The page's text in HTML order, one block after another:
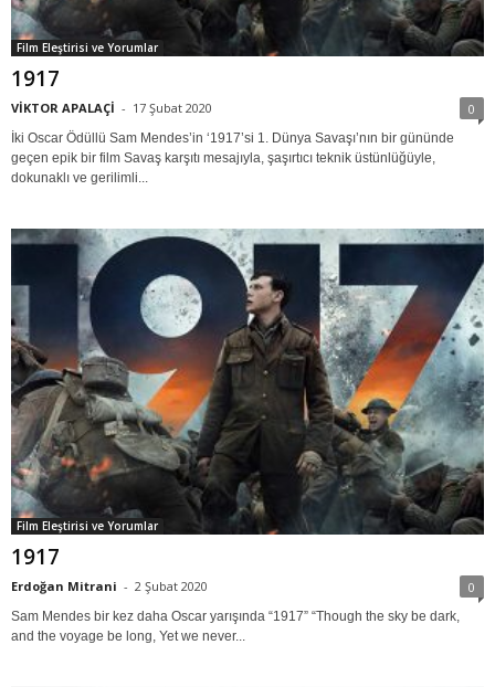
Film Eleştirisi ve Yorumlar
1917
VİKTOR APALAÇİ - 17 Şubat 2020 0
İki Oscar Ödüllü Sam Mendes’in ‘1917’si 1. Dünya Savaşı’nın bir gününde
geçen epik bir film Savaş karşıtı mesajıyla, şaşırtıcı teknik üstünlüğüyle,
dokunaklı ve gerilimli...
Film Eleştirisi ve Yorumlar
1917
Erdoğan Mitrani - 2 Şubat 2020 0
Sam Mendes bir kez daha Oscar yarışında “1917” “Though the sky be dark,
and the voyage be long, Yet we never...